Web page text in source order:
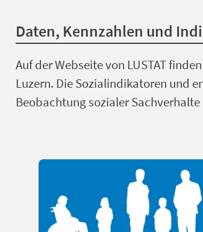
Daten, Kennzahlen und
Auf der Webseite von LUSTAT
Luzern. Die Sozialindikatoren und
Beobachtung sozialer